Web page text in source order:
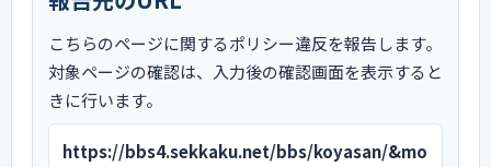
こちらのページに関するポリシー違反を報告します。
対象ページの確認は、入力後の確認画面を表示すると
きに行います。
https://bbs4.sekkaku.net/bbs/koyasan/&mo